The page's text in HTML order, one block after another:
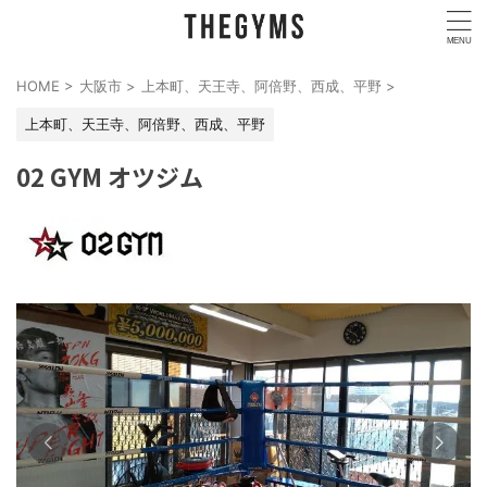
HOME > 大阪市 > 上本町、天王寺、阿倍野、西成、平野 >
上本町、天王寺、阿倍野、西成、平野
02 GYM オツジム